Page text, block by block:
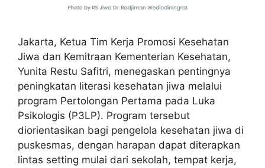
Jakarta, Ketua Tim Kerja Promosi Kesehatan
Jiwa dan Kemitraan Kementerian Kesehatan,
Yunita Restu Safitri, menegaskan pentingnya
peningkatan literasi kesehatan jiwa melalui
program Pertolongan Pertama pada Luka
Psikologis (P3LP). Program tersebut
diorientasikan bagi pengelola kesehatan jiwa di
puskesmas, dengan harapan dapat diterapkan
lintas setting mulai dari sekolah, tempat kerja,